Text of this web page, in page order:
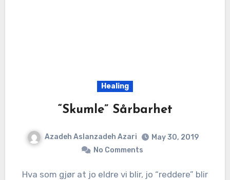
Healing
“Skumle” Sårbarhet
Azadeh Aslanzadeh Azari
May 30, 2019
No Comments
Hva som gjør at jo eldre vi blir, jo “reddere” blir